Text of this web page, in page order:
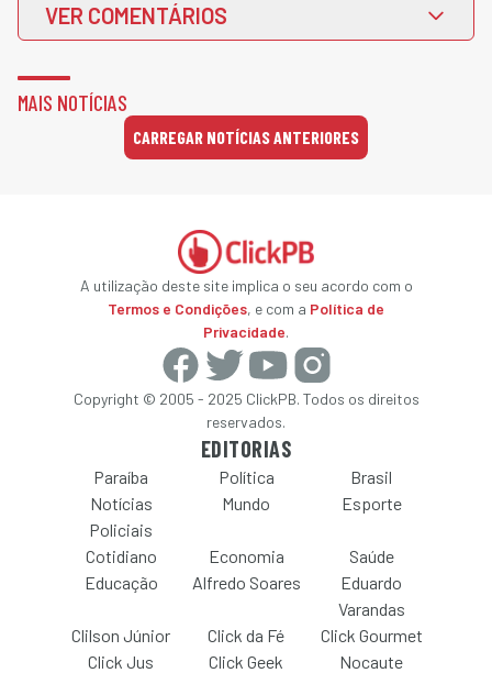
VER COMENTÁRIOS
MAIS NOTÍCIAS
CARREGAR NOTÍCIAS ANTERIORES
A utilização deste site implica o seu acordo com o
Termos e Condições, e com a Política de
Privacidade.
Copyright © 2005 - 2025 ClickPB. Todos os direitos
reservados.
EDITORIAS
Paraíba Política
Brasil
Notícias
Policiais
Mundo Esporte
Cotidiano Economia
Saúde
Educação
Alfredo Soares
Eduardo
Varandas
Clilson Júnior
Click da Fé
Click Gourmet
Click Jus
Click Geek Nocaute